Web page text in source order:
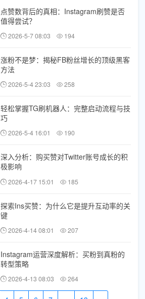
点赞数背后的真相：Instagram刷赞是否
值得尝试？
2026-5-7 08:03 194
涨粉不是梦：揭秘FB粉丝增长的顶级黑客
方法
2026-5-4 23:03 258
轻松掌握TG刷机器人：完整启动流程与技
巧
2026-5-4 16:01 190
深入分析：购买赞对Twitter账号成长的积
极影响
2026-4-17 15:01 185
探索Ins买赞：为什么它是提升互动率的关
键
2026-4-14 08:01 207
Instagram运营深度解析：买粉到真粉的
转型策略
2026-4-13 08:03 264